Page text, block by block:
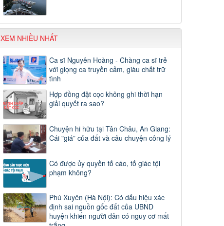
XEM NHIỀU NHẤT
Ca sĩ Nguyên Hoàng - Chàng ca sĩ trẻ
với giọng ca truyền cảm, giàu chất trữ
tình
Hợp đồng đặt cọc không ghi thời hạn
giải quyết ra sao?
Chuyện hi hữu tại Tân Châu, An Giang:
Cái "giá” của đất và câu chuyện công lý
Có được ủy quyền tố cáo, tố giác tội
phạm không?
Phú Xuyên (Hà Nội): Có dấu hiệu xác
định sai nguồn gốc đất của UBND
huyện khiến người dân có nguy cơ mất